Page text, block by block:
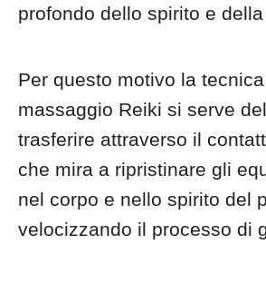
profondo dello spirito e
Per questo motivo la
massaggio Reiki si serve
trasferire attraverso il
che mira a ripristinare gli
nel corpo e nello spirito del
velocizzando il processo di